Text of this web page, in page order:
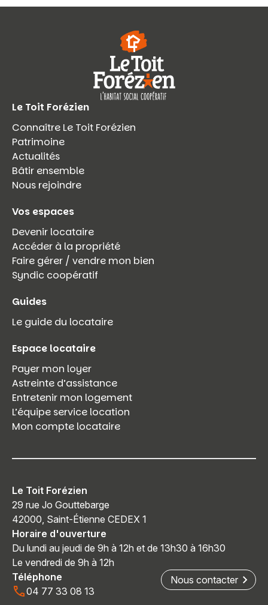
Le Toit Forézien
Connaître Le Toit Forézien
Patrimoine
Actualités
Bâtir ensemble
Nous rejoindre
Vos espaces
Devenir locataire
Accéder à la propriété
Faire gérer / vendre mon bien
Syndic coopératif
Guides
Le guide du locataire
Espace locataire
Payer mon loyer
Astreinte d’assistance
Entretenir mon logement
L’équipe service location
Mon compte locataire
Le Toit Forézien
29 rue Jo Gouttebarge
42000, Saint-Étienne CEDEX 1
Horaire d'ouverture
Du lundi au jeudi de 9h à 12h et de 13h30 à 16h30
Le vendredi de 9h à 12h
Téléphone
04 77 33 08 13
Nous contacter